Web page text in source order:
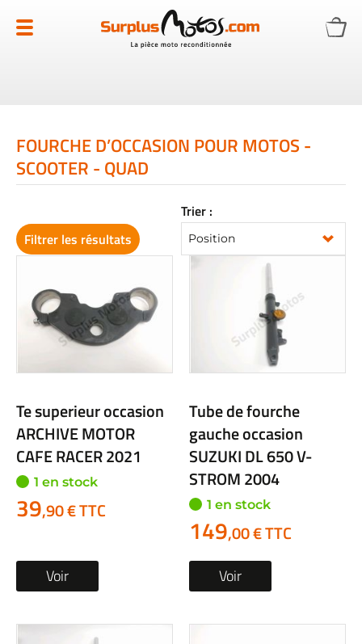
au
contenu
FOURCHE D’OCCASION POUR MOTOS -
SCOOTER - QUAD
Trier :
Te superieur occasion
ARCHIVE MOTOR
CAFE RACER 2021
1 en stock
39,90 € TTC
Voir
Tube de fourche
gauche occasion
SUZUKI DL 650 V-
STROM 2004
1 en stock
149,00 € TTC
Voir
Filtrer les résultats